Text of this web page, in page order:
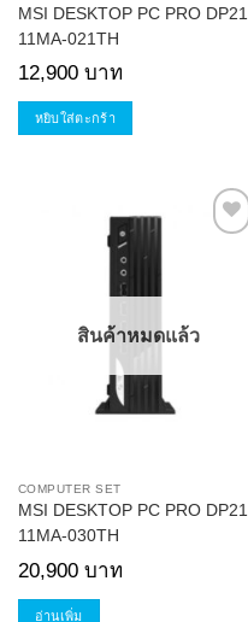
MSI DESKTOP PC PRO DP21
11MA-021TH
12,900 บาท
หยิบใส่ตะกร้า
สินค้าหมดแล้ว
COMPUTER SET
MSI DESKTOP PC PRO DP21
11MA-030TH
20,900 บาท
อ่านเพิ่ม